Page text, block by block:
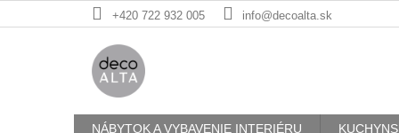
na
+420 722 932 005 info@decoalta.sk
NÁBYTOK A VYBAVENIE INTERIÉRU